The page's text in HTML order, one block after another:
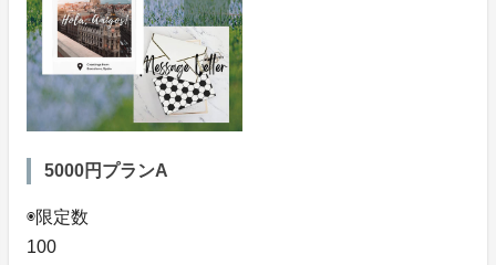
5000円プランA
◉限定数
100